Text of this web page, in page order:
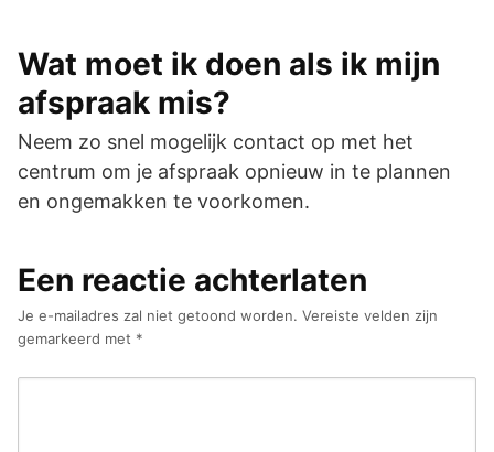
Wat moet ik doen als ik mijn
afspraak mis?
Neem zo snel mogelijk contact op met het
centrum om je afspraak opnieuw in te plannen
en ongemakken te voorkomen.
Een reactie achterlaten
Je e-mailadres zal niet getoond worden. Vereiste velden zijn
gemarkeerd met *